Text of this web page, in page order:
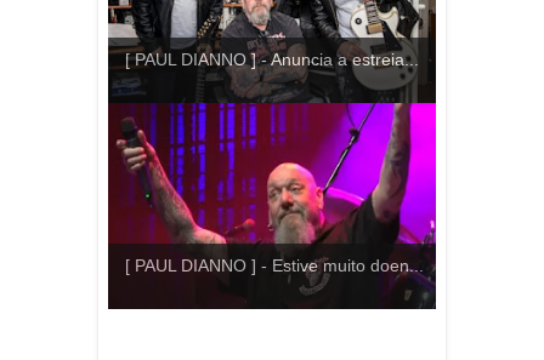
[ PAUL DIANNO ] - Anuncia a estreia...
[ PAUL DIANNO ] - Estive muito doen...